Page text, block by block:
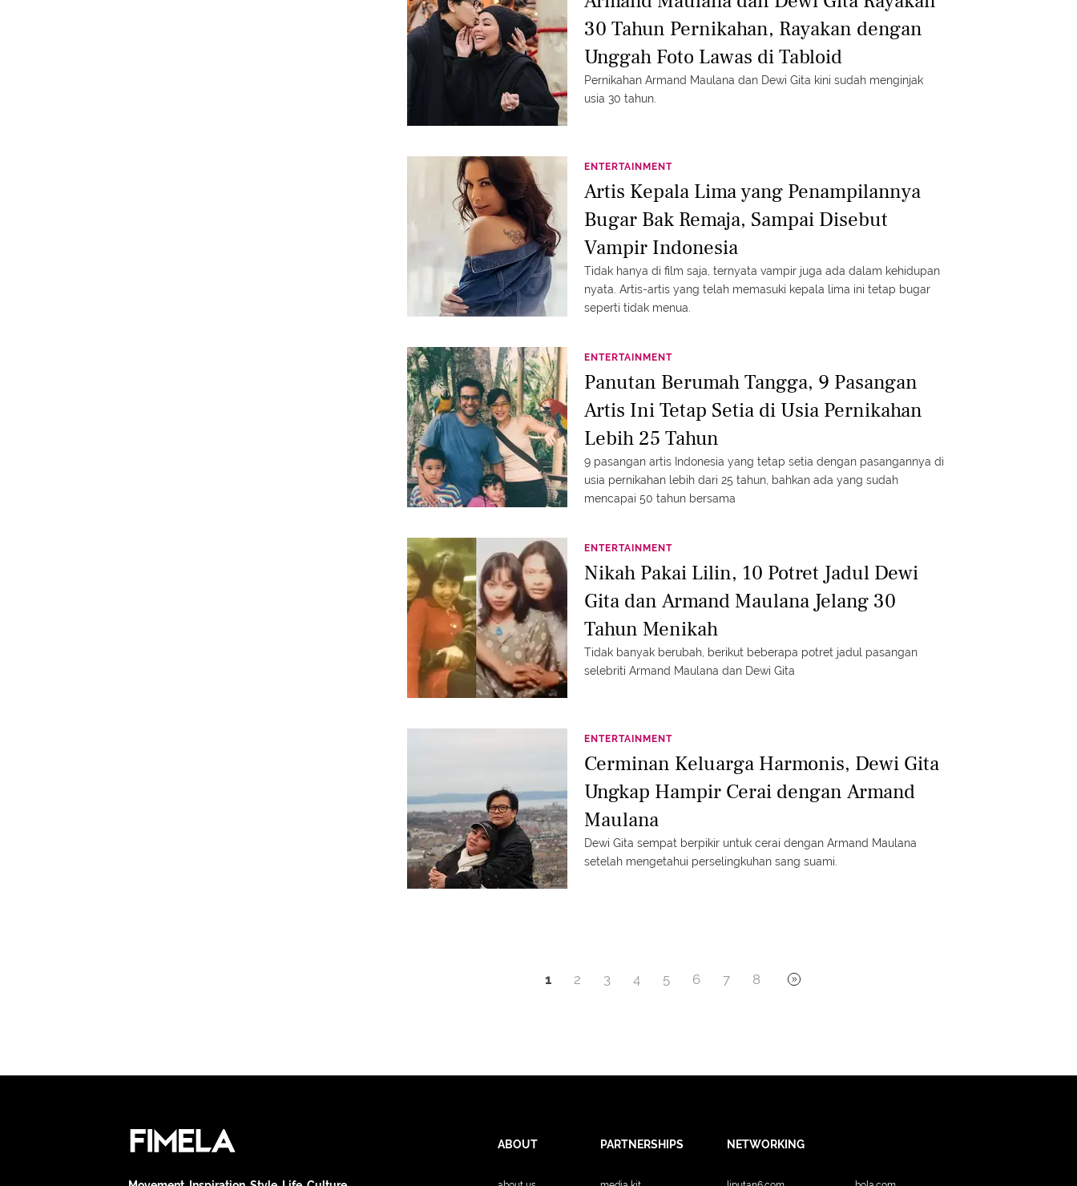
30 Tahun Pernikahan, Rayakan dengan
Unggah Foto Lawas di Tabloid
Pernikahan Armand Maulana dan Dewi Gita kini sudah menginjak
usia 30 tahun.
ENTERTAINMENT
Artis Kepala Lima yang Penampilannya
Bugar Bak Remaja, Sampai Disebut
Vampir Indonesia
Tidak hanya di film saja, ternyata vampir juga ada dalam kehidupan
nyata. Artis-artis yang telah memasuki kepala lima ini tetap bugar
seperti tidak menua.
ENTERTAINMENT
Panutan Berumah Tangga, 9 Pasangan
Artis Ini Tetap Setia di Usia Pernikahan
Lebih 25 Tahun
9 pasangan artis Indonesia yang tetap setia dengan pasangannya di
usia pernikahan lebih dari 25 tahun, bahkan ada yang sudah
mencapai 50 tahun bersama
ENTERTAINMENT
Nikah Pakai Lilin, 10 Potret Jadul Dewi
Gita dan Armand Maulana Jelang 30
Tahun Menikah
Tidak banyak berubah, berikut beberapa potret jadul pasangan
selebriti Armand Maulana dan Dewi Gita
ENTERTAINMENT
Cerminan Keluarga Harmonis, Dewi Gita
Ungkap Hampir Cerai dengan Armand
Maulana
Dewi Gita sempat berpikir untuk cerai dengan Armand Maulana
setelah mengetahui perselingkuhan sang suami.
1 2 3 4 5 6 7 8
ABOUT PARTNERSHIPS NETWORKING